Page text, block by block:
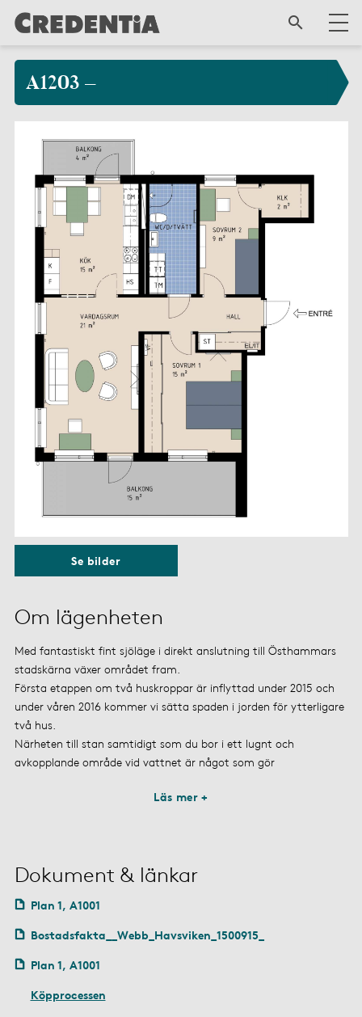
A1203 –
Om lägenheten
Med fantastiskt fint sjöläge i direkt anslutning till Östhammars
stadskärna växer området fram.
Första etappen om två huskroppar är inflyttad under 2015 och
under våren 2016 kommer vi sätta spaden i jorden för ytterligare
två hus.
Närheten till stan samtidigt som du bor i ett lugnt och
avkopplande område vid vattnet är något som gör
Läs mer +
Se bilder
Dokument & länkar
Plan 1, A1001
Bostadsfakta__Webb_Havsviken_1500915_
Plan 1, A1001
Köpprocessen